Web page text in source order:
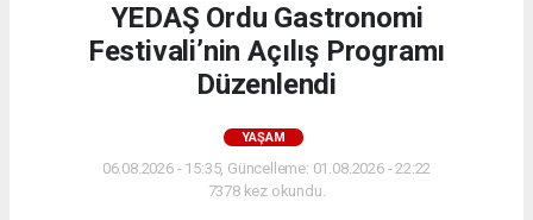
YEDAŞ Ordu Gastronomi
Festivali’nin Açılış Programı
Düzenlendi
YAŞAM
06.08.2026 - 15:35, Güncelleme: 01.08.2026 - 22:22
7378 kez okundu.